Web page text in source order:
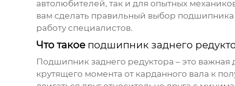
автолюбителей, так и для опытных
вам сделать правильный выбор подшипника
работу специалистов.
Что такое подшипник заднего
Подшипник заднего редуктора – это
крутящего момента от карданного вала к